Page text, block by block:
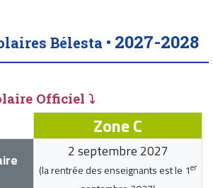
Bélesta • 2027-2028
Officiel ⤵
Zone C
2 septembre 2027
(la rentrée des enseignants est le 1er